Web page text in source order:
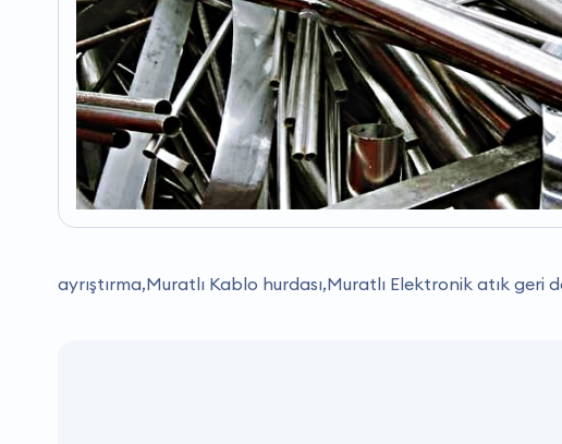
ayrıştırma,Muratlı Kablo hurdası,Muratlı Elektronik atık